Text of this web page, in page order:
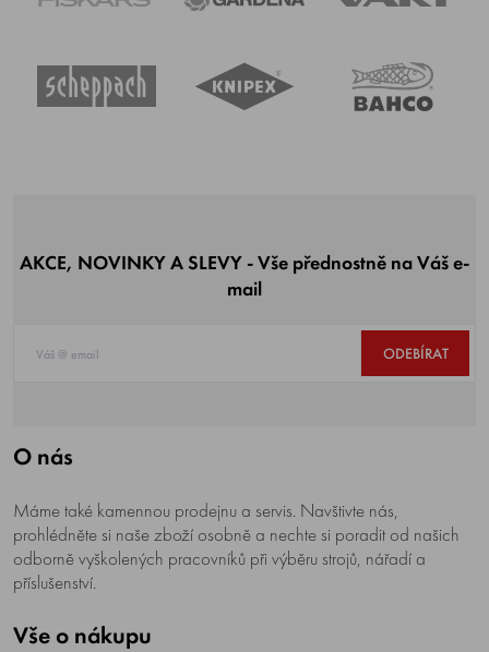
AKCE, NOVINKY A SLEVY - Vše přednostně na Váš e-
mail
ODEBÍRAT
O nás
Máme také kamennou prodejnu a servis. Navštivte nás,
prohlédněte si naše zboží osobně a nechte si poradit od našich
odborně vyškolených pracovníků při výběru strojů, nářadí a
příslušenství.
Vše o nákupu